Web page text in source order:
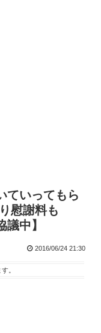
ていってもら
慰謝料も
中】
2016/06/24 21:30
。